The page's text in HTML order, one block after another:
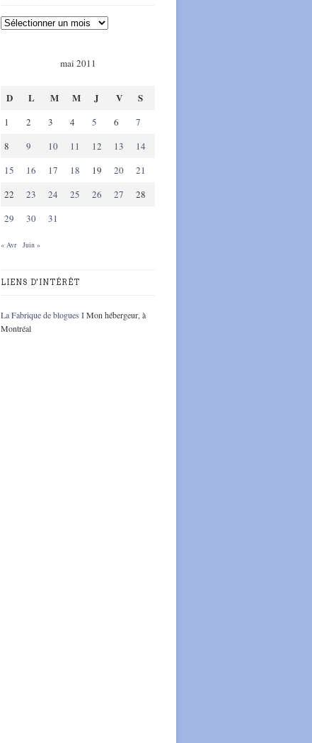
mai 2011
D L M M J V S
1 2 3 4 5 6
7
8
9 10 11 12 13
14
15
16 17 18 19 20
21
22
23 24 25 26 27
28
29
30 31
« Avr Juin »
LIENS D'INTÉRÊT
La Fabrique de blogues IMon hébergeur, à
Montréal